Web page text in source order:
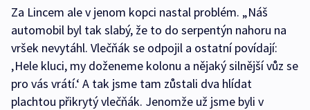
Za Lincem ale v jenom kopci nastal problém. „Náš
automobil byl tak slabý, že to do serpentýn nahoru na
vršek nevytáhl. Vlečňák se odpojil a ostatní povídají:
‚Hele kluci, my doženeme kolonu a nějaký silnější vůz se
pro vás vrátí.‘ A tak jsme tam zůstali dva hlídat
plachtou přikrytý vlečňák. Jenomže už jsme byli v